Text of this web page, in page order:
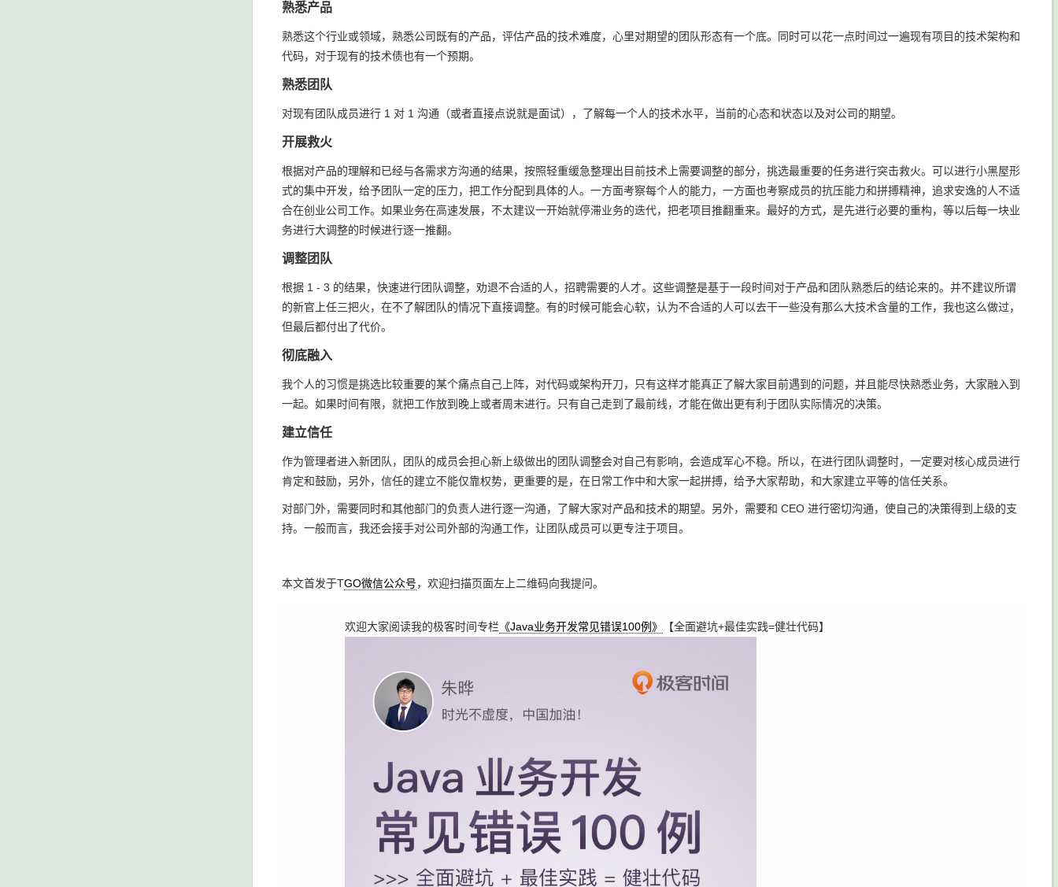
熟悉产品
熟悉这个行业或领域，熟悉公司既有的产品，评估产品的技术难度，心里对期望的团队形态有一个底。同时可以花一点时间过一遍现有项目的技术架构和
代码，对于现有的技术债也有一个预期。
熟悉团队
对现有团队成员进行 1 对 1 沟通（或者直接点说就是面试），了解每一个人的技术水平，当前的心态和状态以及对公司的期望。
开展救火
根据对产品的理解和已经与各需求方沟通的结果，按照轻重缓急整理出目前技术上需要调整的部分，挑选最重要的任务进行突击救火。可以进行小黑屋形
式的集中开发，给予团队一定的压力，把工作分配到具体的人。一方面考察每个人的能力，一方面也考察成员的抗压能力和拼搏精神，追求安逸的人不适
合在创业公司工作。如果业务在高速发展，不太建议一开始就停滞业务的迭代，把老项目推翻重来。最好的方式，是先进行必要的重构，等以后每一块业
务进行大调整的时候进行逐一推翻。
调整团队
根据 1 - 3 的结果，快速进行团队调整，劝退不合适的人，招聘需要的人才。这些调整是基于一段时间对于产品和团队熟悉后的结论来的。并不建议所谓
的新官上任三把火，在不了解团队的情况下直接调整。有的时候可能会心软，认为不合适的人可以去干一些没有那么大技术含量的工作，我也这么做过，
但最后都付出了代价。
彻底融入
我个人的习惯是挑选比较重要的某个痛点自己上阵，对代码或架构开刀，只有这样才能真正了解大家目前遇到的问题，并且能尽快熟悉业务，大家融入到
一起。如果时间有限，就把工作放到晚上或者周末进行。只有自己走到了最前线，才能在做出更有利于团队实际情况的决策。
建立信任
作为管理者进入新团队，团队的成员会担心新上级做出的团队调整会对自己有影响，会造成军心不稳。所以，在进行团队调整时，一定要对核心成员进行
肯定和鼓励，另外，信任的建立不能仅靠权势，更重要的是，在日常工作中和大家一起拼搏，给予大家帮助，和大家建立平等的信任关系。
对部门外，需要同时和其他部门的负责人进行逐一沟通，了解大家对产品和技术的期望。另外，需要和 CEO 进行密切沟通，使自己的决策得到上级的支
持。一般而言，我还会接手对公司外部的沟通工作，让团队成员可以更专注于项目。
本文首发于TGO微信公众号，欢迎扫描页面左上二维码向我提问。
欢迎大家阅读我的极客时间专栏 《Java业务开发常见错误100例》 【全面避坑+最佳实践=健壮代码】